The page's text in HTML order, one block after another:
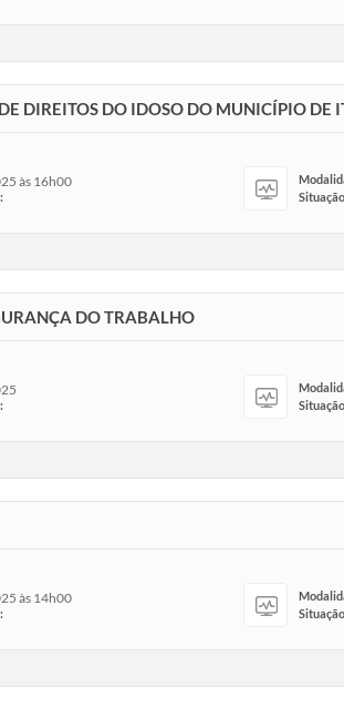
DIREITOS DO IDOSO DO MUNICÍPIO DE
às 16h00
DO TRABALHO
às 14h00